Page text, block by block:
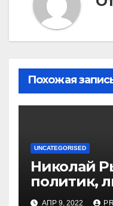
Похожая
UNCATEGORISED
Николай
политик,
Яблоко и
АПР 9, 2022